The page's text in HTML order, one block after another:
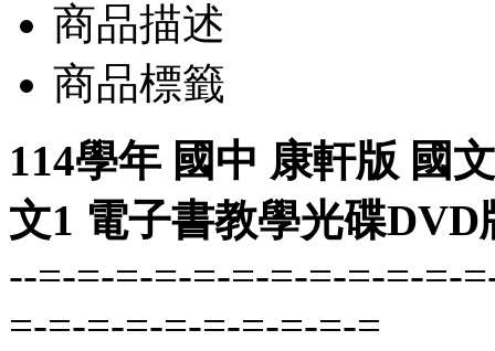
商品描述
商品標籤
114學年 國中 康軒版 國
文1 電子書教學光碟DVD
--=-=-=-=-=-=-=-=-=-=-=-
=-=-=-=-=-=-=-=-=-=